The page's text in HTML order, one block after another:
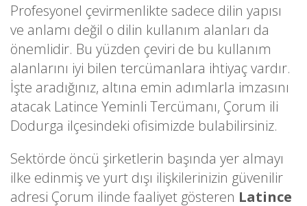
Profesyonel çevirmenlikte sadece dilin yapısı
ve anlamı değil o dilin kullanım alanları da
önemlidir. Bu yüzden çeviri de bu kullanım
alanlarını iyi bilen tercümanlara ihtiyaç vardır.
İşte aradığınız, altına emin adımlarla imzasını
atacak Latince Yeminli Tercümanı, Çorum ili
Dodurga ilçesindeki ofisimizde bulabilirsiniz.
Sektörde öncü şirketlerin başında yer almayı
ilke edinmiş ve yurt dışı ilişkilerinizin güvenilir
adresi Çorum ilinde faaliyet gösteren Latince